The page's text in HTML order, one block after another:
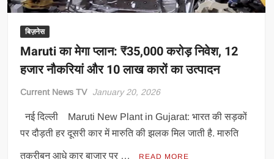
बिज़नेस
Maruti का मेगा प्लान: ₹35,000 करोड़ निवेश, 12
हजार नौकरियां और 10 लाख कारों का उत्पादन
Current News TV January 20, 2026
नई दिल्ली Maruti New Plant in Gujarat: भारत की सड़कों
पर दौड़ती हर दूसरी कार में मारुति की झलक मिल जाती है. मारुति
तकरीबन आधे कार बाजार पर … READ MORE